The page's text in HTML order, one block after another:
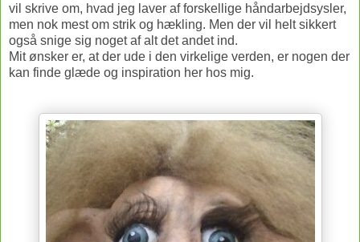
vil skrive om, hvad jeg laver af forskellige håndarbejdsysler,
men nok mest om strik og hækling. Men der vil helt sikkert
også snige sig noget af alt det andet ind.
Mit ønsker er, at der ude i den virkelige verden, er nogen der
kan finde glæde og inspiration her hos mig.